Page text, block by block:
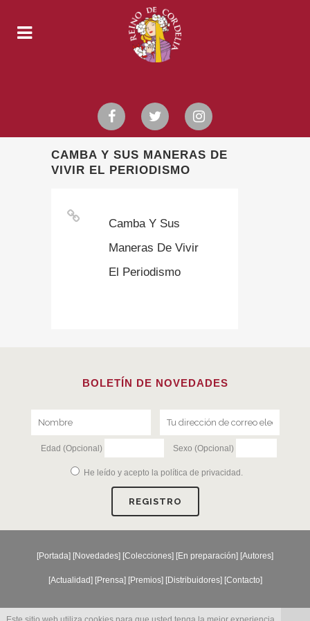
CAMBA Y SUS MANERAS DE
VIVIR EL PERIODISMO
Camba Y Sus
Maneras De Vivir
El Periodismo
BOLETÍN DE NOVEDADES
Edad (Opcional) Sexo (Opcional)
He leído y acepto la política de privacidad .
[Portada] [Novedades] [Colecciones] [En preparación] [Autores]
[Actualidad] [Prensa] [Premios] [Distribuidores] [Contacto]